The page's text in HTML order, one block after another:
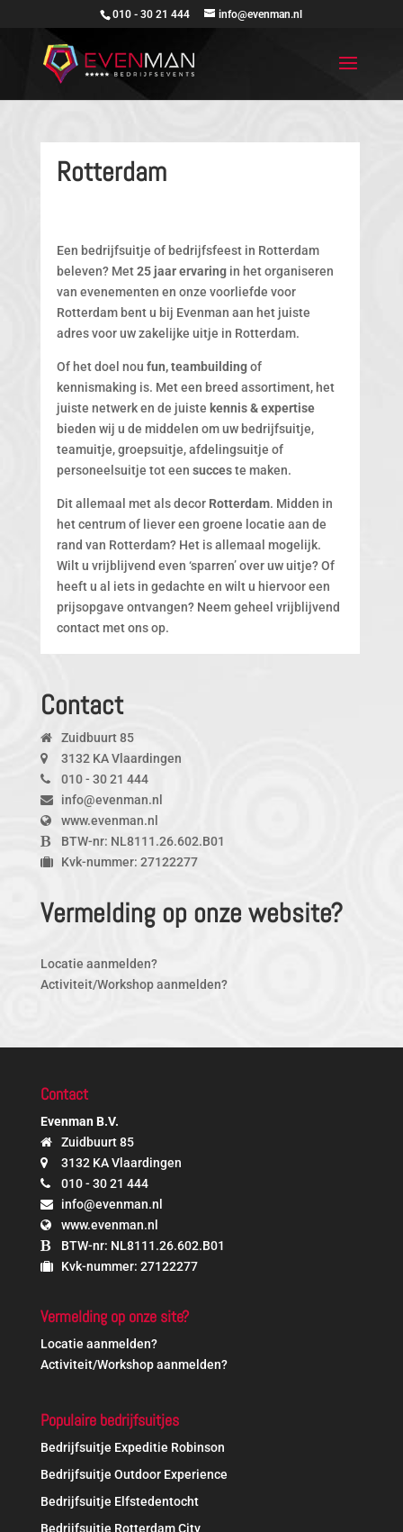
010 - 30 21 444 info@evenman.nl
Rotterdam
Een bedrijfsuitje of bedrijfsfeest in Rotterdam
beleven? Met25 jaar ervaringin het organiseren
van evenementen en onze voorliefde voor
Rotterdam bent u bij Evenman aan het juiste
adres voor uw zakelijke uitje in Rotterdam.
Of het doel nou fun, teambuildingof
kennismaking is. Met een breed assortiment, het
juiste netwerk en de juiste kennis & expertise
bieden wij u de middelen om uw bedrijfsuitje,
teamuitje, groepsuitje, afdelingsuitje of
personeelsuitje tot een succeste maken.
Dit allemaal met als decor Rotterdam. Midden in
het centrum of liever een groene locatie aan de
rand van Rotterdam? Het is allemaal mogelijk.
Wilt u vrijblijvend even ‘sparren’ over uw uitje? Of
heeft u al iets in gedachte en wilt u hiervoor een
prijsopgave ontvangen? Neem geheel vrijblijvend
contact met ons op.
Contact
Zuidbuurt 85
3132 KA Vlaardingen
010 - 30 21 444
info@evenman.nl
www.evenman.nl
BTW-nr: NL8111.26.602.B01
Kvk-nummer: 27122277
Vermelding op onze website?
Locatie aanmelden?
Activiteit/Workshop aanmelden?
Contact
Evenman B.V.
Zuidbuurt 85
3132 KA Vlaardingen
010 - 30 21 444
info@evenman.nl
www.evenman.nl
BTW-nr: NL8111.26.602.B01
Kvk-nummer: 27122277
Vermelding op onze site?
Locatie aanmelden?
Activiteit/Workshop aanmelden?
Populaire bedrijfsuitjes
Bedrijfsuitje Expeditie Robinson
Bedrijfsuitje Outdoor Experience
Bedrijfsuitje Elfstedentocht
Bedrijfsuitje Rotterdam City